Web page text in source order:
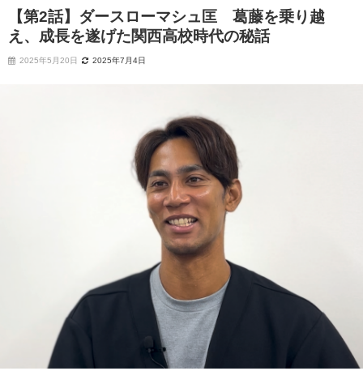
【第2話】ダースローマシュ匡 葛藤を乗り越
え、成長を遂げた関西高校時代の秘話
2025年5月20日 2025年7月4日